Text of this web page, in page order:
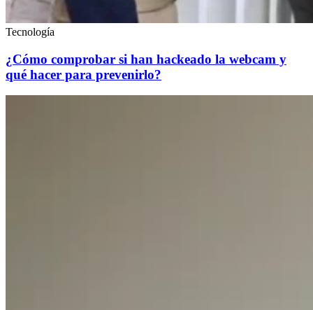
Tecnología
¿Cómo comprobar si han hackeado la webcam y
qué hacer para prevenirlo?